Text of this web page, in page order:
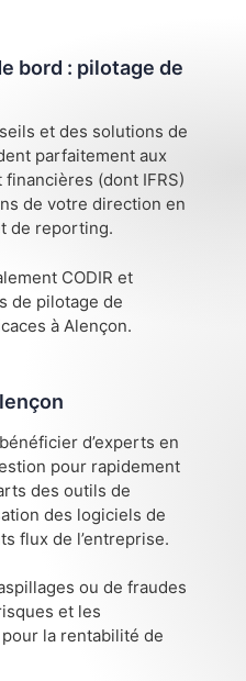
bord : pilotage de
et des solutions de
parfaitement aux
(dont IFRS)
de votre direction en
de reporting.
CODIR et
de pilotage de
à Alençon.
d’experts en
pour rapidement
des outils de
des logiciels de
flux de l’entreprise.
ou de fraudes
et les
la rentabilité de